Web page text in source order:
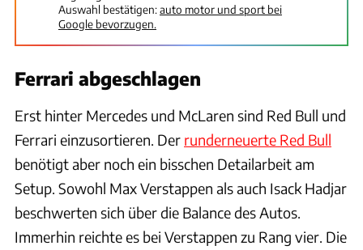
Auswahl bestätigen:auto motor und sport bei
Google bevorzugen.
Ferrari abgeschlagen
Erst hinter Mercedes und McLaren sind Red Bull und
Ferrari einzusortieren. Der runderneuerte Red Bull
benötigt aber noch ein bisschen Detailarbeit am
Setup. Sowohl Max Verstappen als auch Isack Hadjar
beschwerten sich über die Balance des Autos.
Immerhin reichte es bei Verstappen zu Rang vier. Die